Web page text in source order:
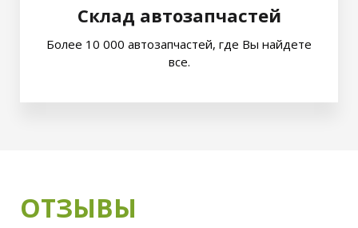
Склад автозапчастей
Более 10 000 автозапчастей, где Вы найдете
все.
ОТЗЫВЫ